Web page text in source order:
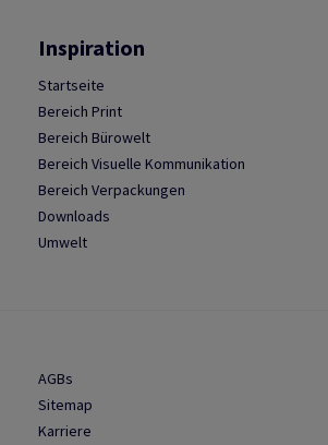
Inspiration
Startseite
Bereich Print
Bereich Bürowelt
Bereich Visuelle Kommunikation
Bereich Verpackungen
Downloads
Umwelt
AGBs
Sitemap
Karriere